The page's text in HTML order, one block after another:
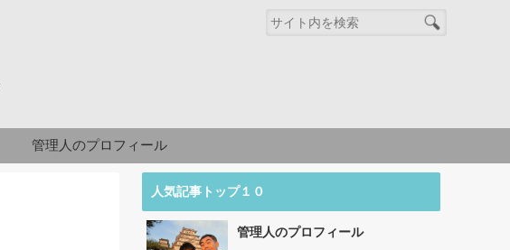
管理人のプロフィール
人気記事トップ１０
管理人のプロフィール